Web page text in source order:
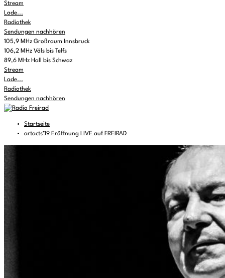
Stream
Lade...
Radiothek
Sendungen nachhören
105,9 MHz Großraum Innsbruck
106,2 MHz Völs bis Telfs
89,6 MHz Hall bis Schwaz
Stream
Lade...
Radiothek
Sendungen nachhören
Startseite
artacts’19 Eröffnung LIVE auf FREIRAD